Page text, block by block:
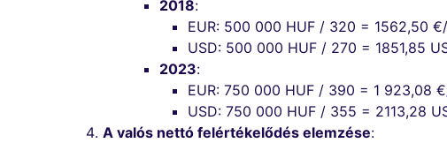
2018:
EUR: 500 000 HUF / 320 = 1562,50
USD: 500 000 HUF / 270 = 1851,85
2023:
EUR: 750 000 HUF / 390 = 1 923,08
USD: 750 000 HUF / 355 = 2113,28
A valós nettó felértékelődés elemzése: